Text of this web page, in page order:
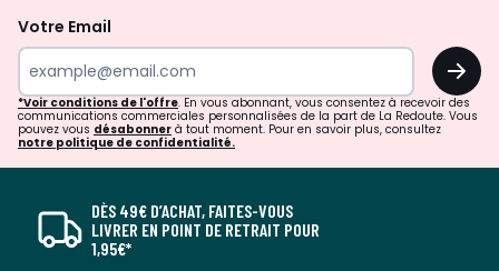
Votre Email
OK
*Voir conditions de l'offre. En vous abonnant, vous consentez à recevoir des
communications commerciales personnalisées de la part de La Redoute. Vous
pouvez vous désabonner à tout moment. Pour en savoir plus, consultez
notre politique de confidentialité.
DÈS 49€ D’ACHAT, FAITES-VOUS
LIVRER EN POINT DE RETRAIT POUR
1,95€*